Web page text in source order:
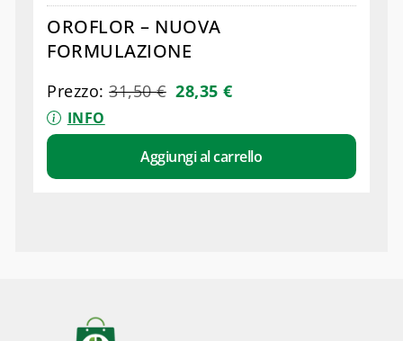
OROFLOR – NUOVA
FORMULAZIONE
Prezzo:31,50€ 28,35€
INFO
Aggiungi al carrello